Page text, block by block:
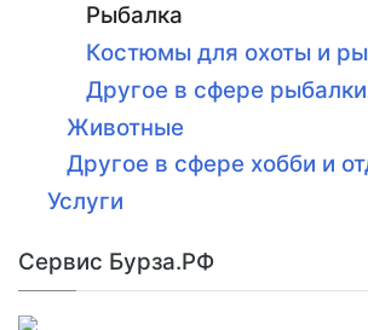
Рыбалка
Костюмы для охоты и
Другое в сфере
Животные
Другое в сфере хобби и
Услуги
Сервис Бурза.РФ